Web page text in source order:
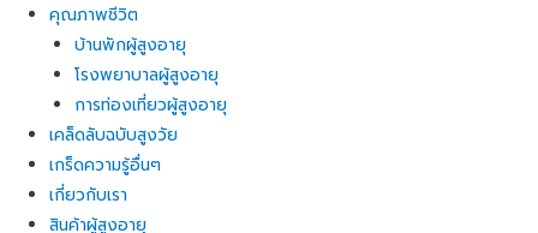
คุณภาพชีวิต
บ้านพักผู้สูงอายุ
โรงพยาบาลผู้สูงอายุ
การท่องเที่ยวผู้สูงอายุ
เคล็ดลับฉบับสูงวัย
เกร็ดความรู้อื่นๆ
เกี่ยวกับเรา
สินค้าผู้สูงอายุ